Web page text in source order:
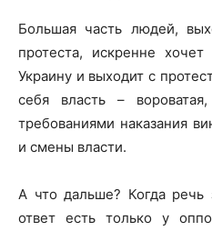
Большая часть людей,
протеста, искренне
Украину и выходит с
себя власть –
требованиями наказания
и смены власти.
А что дальше? Когда речь
ответ есть только у